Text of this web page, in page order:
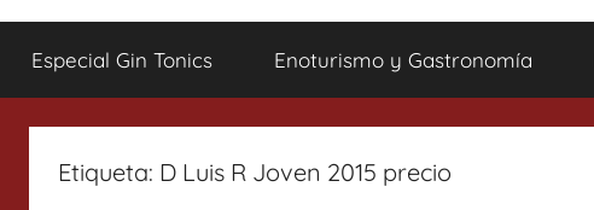
Especial Gin Tonics Enoturismo y Gastronomía
Etiqueta: D Luis R Joven 2015 precio